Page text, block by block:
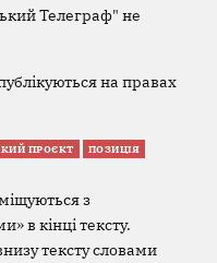
Телеграф" не
на правах
ПРОЄКТ ПОЗИЦІЯ
з
в кінці тексту.
тексту словами